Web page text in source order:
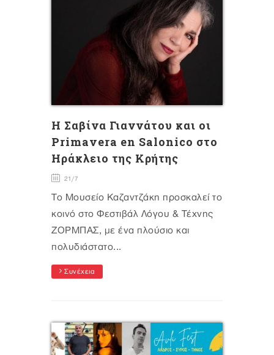
Η Σαβίνα Γιαννάτου και οι
Primavera en Salonico στο
Ηράκλειο της Κρήτης
21/7
Το Μουσείο Καζαντζάκη προσκαλεί το
κοινό στο Φεστιβάλ Λόγου & Τέχνης
ΖΟΡΜΠΑΣ, με ένα πλούσιο και
πολυδιάστατο...
Συνέχεια